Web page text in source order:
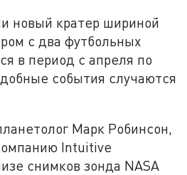
новый кратер шириной
с два футбольных
в период с апреля по
события случаются
Марк Робинсон,
Intuitive
снимков зонда NASA